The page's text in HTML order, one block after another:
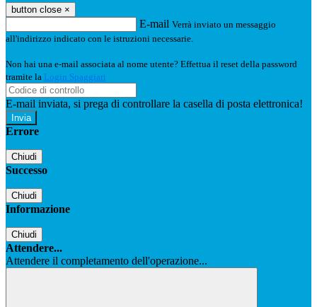
button close ×
E-mail Verrà inviato un messaggio
all'indirizzo indicato con le istruzioni necessarie.
Non hai una e-mail associata al nome utente? Effettua il reset della password
tramite la Login Spaggiari
E-mail inviata, si prega di controllare la casella di posta elettronica!
Errore
Chiudi
Successo
Chiudi
Informazione
Chiudi
Attendere...
Attendere il completamento dell'operazione...